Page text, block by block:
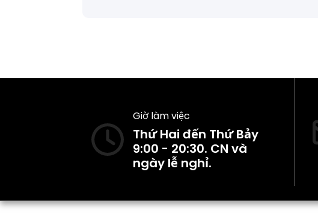
Giờ làm việc
Thứ Hai đến Thứ Bảy
9:00 - 20:30. CN và
ngày lễ nghỉ.